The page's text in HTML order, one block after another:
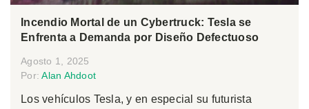
Incendio Mortal de un Cybertruck: Tesla se
Enfrenta a Demanda por Diseño Defectuoso
Agosto 1, 2025
Por:Alan Ahdoot
Los vehículos Tesla, y en especial su futurista